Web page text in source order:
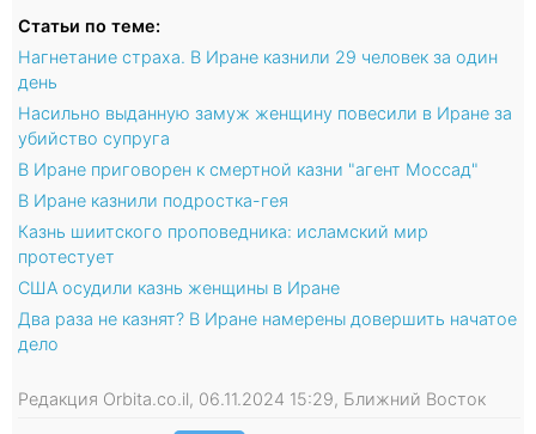
Статьи по теме:
Нагнетание страха. В Иране казнили 29 человек за один
день
Насильно выданную замуж женщину повесили в Иране за
убийство супруга
В Иране приговорен к смертной казни "агент Моссад"
В Иране казнили подростка-гея
Казнь шиитского проповедника: исламский мир
протестует
США осудили казнь женщины в Иране
Два раза не казнят? В Иране намерены довершить начатое
дело
Редакция Orbita.co.il, 06.11.2024 15:29, Ближний Восток